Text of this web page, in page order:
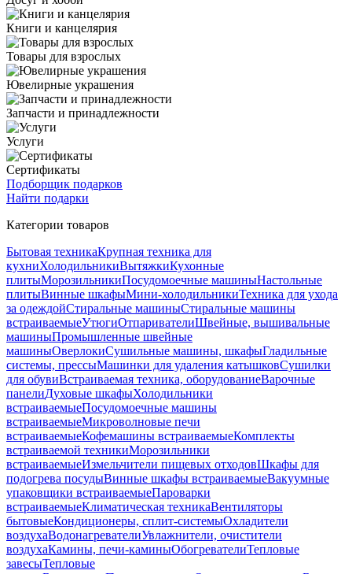
Книги и канцелярия
Товары для взрослых
Ювелирные украшения
Запчасти и принадлежности
Услуги
Сертификаты
Подборщик подарков
Найти подарки
Категории товаров
Бытовая техникаКрупная техника для
кухниХолодильникиВытяжкиКухонные
плитыМорозильникиПосудомоечные машиныНастольные
плитыВинные шкафыМини-холодильникиТехника для ухода
за одеждойСтиральные машиныСтиральные машины
встраиваемыеУтюгиОтпаривателиШвейные, вышивальные
машиныПромышленные швейные
машиныОверлокиСушильные машины, шкафыГладильные
системы, прессыМашинки для удаления катышковСушилки
для обувиВстраиваемая техника, оборудованиеВарочные
панелиДуховые шкафыХолодильники
встраиваемыеПосудомоечные машины
встраиваемыеМикроволновые печи
встраиваемыеКофемашины встраиваемыеКомплекты
встраиваемой техникиМорозильники
встраиваемыеИзмельчители пищевых отходовШкафы для
подогрева посудыВинные шкафы встраиваемыеВакуумные
упаковщики встраиваемыеПароварки
встраиваемыеКлиматическая техникаВентиляторы
бытовыеКондиционеры, сплит-системыОхладители
воздухаВодонагревателиУвлажнители, очистители
воздухаКамины, печи-каминыОбогревателиТепловые
завесыТепловые